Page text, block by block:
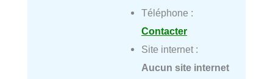
Téléphone :
Contacter
Site internet :
Aucun site internet